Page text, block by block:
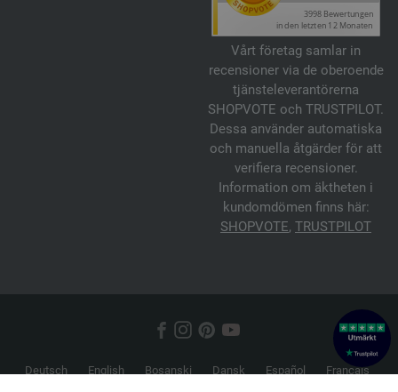
Vårt företag samlar in
recensioner via de oberoende
tjänsteleverantörerna
SHOPVOTE och TRUSTPILOT.
Dessa använder automatiska
och manuella åtgärder för att
verifiera recensioner.
Information om äktheten i
kundomdömen finns här:
SHOPVOTE, TRUSTPILOT
Deutsch English Bosanski Dansk Español
Français